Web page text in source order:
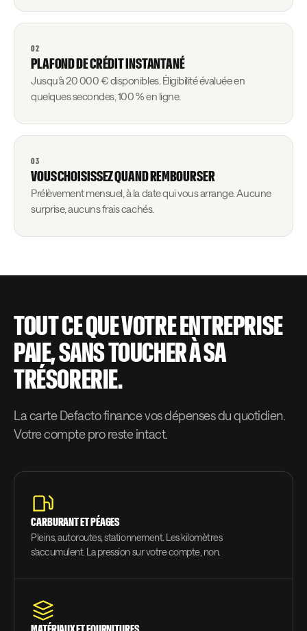
02
PLAFOND DE CRÉDIT INSTANTANÉ
Jusqu’à 20 000 € disponibles. Éligibilité évaluée en
quelques secondes, 100 % en ligne.
03
VOUS CHOISISSEZ QUAND REMBOURSER
Prélèvement mensuel, à la date qui vous arrange. Aucune
surprise, aucuns frais cachés.
TOUT CE QUE VOTRE ENTREPRISE
PAIE, SANS TOUCHER À SA
TRÉSORERIE.
La carte Defacto finance vos dépenses du quotidien.
Votre compte pro reste intact.
CARBURANT ET PÉAGES
Pleins, autoroutes, stationnement. Les kilomètres
s’accumulent. La pression sur votre compte, non.